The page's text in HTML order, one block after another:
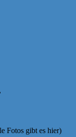
Fotos gibt es hier)